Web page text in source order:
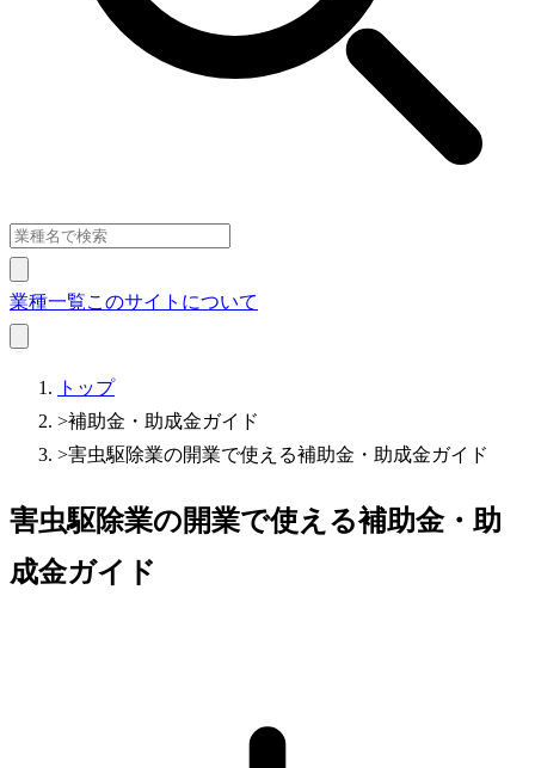
業種一覧このサイトについて
トップ
>補助金・助成金ガイド
>害虫駆除業の開業で使える補助金・助成金ガイド
害虫駆除業の開業で使える補助金・助
成金ガイド